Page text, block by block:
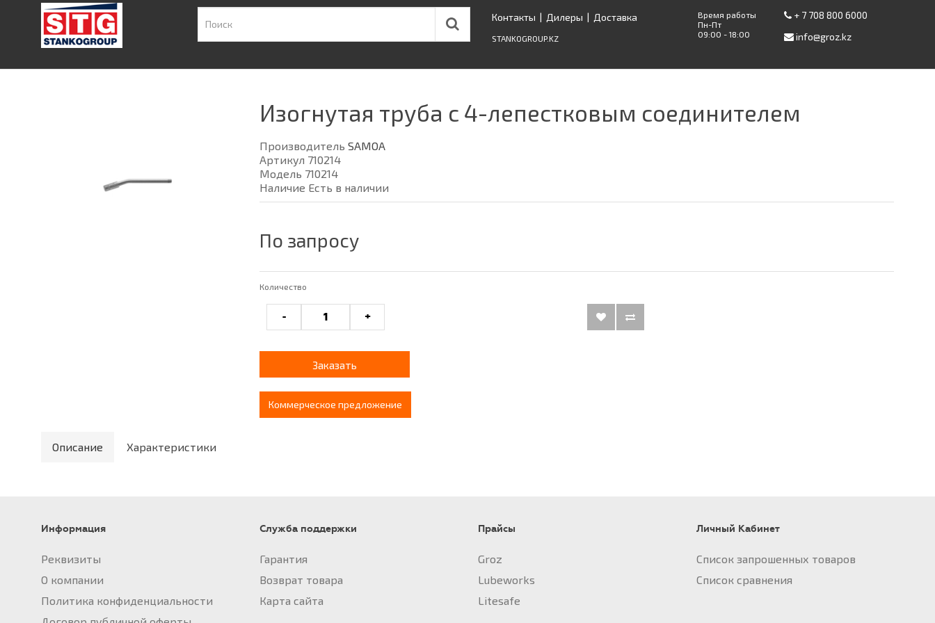
Контакты | Дилеры | Доставка
STANKOGROUP.KZ
Время работы
Пн-Пт
09:00 - 18:00
+ 7 708 800 6000
info@groz.kz
Изогнутая труба с 4-лепестковым соединителем
Производитель SAMOA
Артикул 710214
Модель 710214
Наличие Есть в наличии
По запросу
Количество
- +
Заказать
Коммерческое предложение
Описание Характеристики
Информация
Реквизиты
О компании
Политика конфиденциальности
Служба поддержки
Гарантия
Возврат товара
Карта сайта
Прайсы
Groz
Lubeworks
Litesafe
Личный Кабинет
Список запрошенных товаров
Список сравнения